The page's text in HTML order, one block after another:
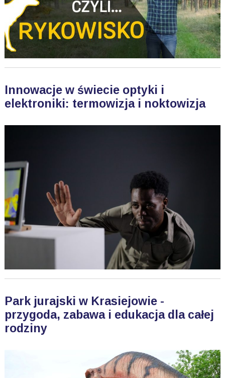
Innowacje w świecie optyki i
elektroniki: termowizja i noktowizja
Park jurajski w Krasiejowie -
przygoda, zabawa i edukacja dla całej
rodziny